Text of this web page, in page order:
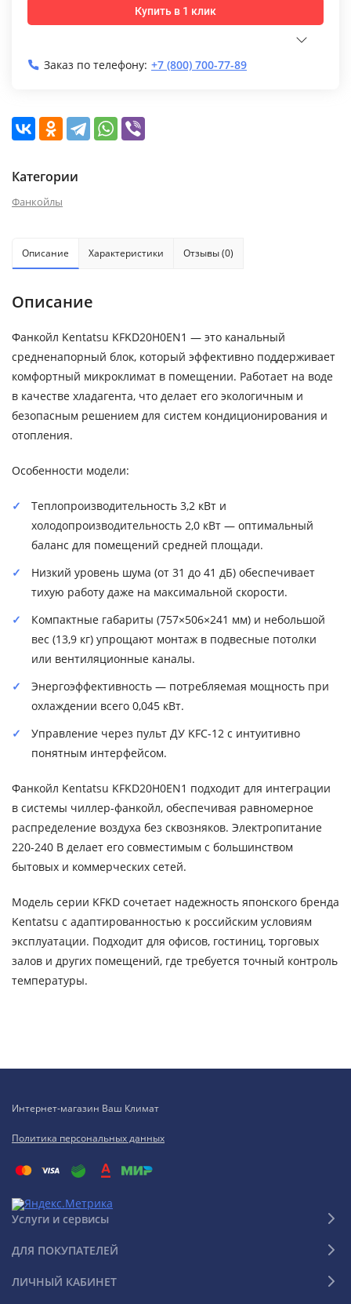
Купить в 1 клик
Заказ по телефону: +7 (800) 700-77-89
Категории
Фанкойлы
Описание Характеристики Отзывы (0)
Описание
Фанкойл Kentatsu KFKD20H0EN1 — это канальный
средненапорный блок, который эффективно поддерживает
комфортный микроклимат в помещении. Работает на воде
в качестве хладагента, что делает его экологичным и
безопасным решением для систем кондиционирования и
отопления.
Особенности модели:
Теплопроизводительность 3,2 кВт и
холодопроизводительность 2,0 кВт — оптимальный
баланс для помещений средней площади.
Низкий уровень шума (от 31 до 41 дБ) обеспечивает
тихую работу даже на максимальной скорости.
Компактные габариты (757×506×241 мм) и небольшой
вес (13,9 кг) упрощают монтаж в подвесные потолки
или вентиляционные каналы.
Энергоэффективность — потребляемая мощность при
охлаждении всего 0,045 кВт.
Управление через пульт ДУ KFC-12 с интуитивно
понятным интерфейсом.
Фанкойл Kentatsu KFKD20H0EN1 подходит для интеграции
в системы чиллер-фанкойл, обеспечивая равномерное
распределение воздуха без сквозняков. Электропитание
220-240 В делает его совместимым с большинством
бытовых и коммерческих сетей.
Модель серии KFKD сочетает надежность японского бренда
Kentatsu с адаптированностью к российским условиям
эксплуатации. Подходит для офисов, гостиниц, торговых
залов и других помещений, где требуется точный контроль
температуры.
Интернет-магазин Ваш Климат
Политика персональных данных
Услуги и сервисы
ДЛЯ ПОКУПАТЕЛЕЙ
ЛИЧНЫЙ КАБИНЕТ